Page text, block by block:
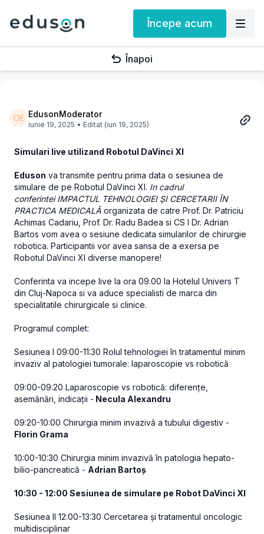
Începe acum
Înapoi
EdusonModerator
iunie 19, 2025 • Editat (iun 19, 2025)
Simulari live utilizand Robotul DaVinci XI
Eduson va transmite pentru prima data o sesiunea de
simulare de pe Robotul DaVinci XI. In cadrul
conferintei IMPACTUL TEHNOLOGIEI ȘI CERCETARII ÎN
PRACTICA MEDICALĂ organizata de catre Prof. Dr. Patriciu
Achimas Cadariu, Prof. Dr. Radu Badea si CS I Dr. Adrian
Bartos vom avea o sesiune dedicata simularilor de chirurgie
robotica. Participantii vor avea sansa de a exersa pe
Robotul DaVinci XI diverse manopere!
Conferinta va incepe live la ora 09.00 la Hotelul Univers T
din Cluj-Napoca si va aduce specialisti de marca din
specialitatile chirurgicale si clinice.
Programul complet:
Sesiunea I 09:00-11:30 Rolul tehnologiei în tratamentul minim
invaziv al patologiei tumorale: laparoscopie vs robotică
09:00-09:20 Laparoscopie vs robotică: diferențe,
asemănări, indicații - Necula Alexandru
09:20-10:00 Chirurgia minim invazivă a tubului digestiv -
Florin Grama
10:00-10:30 Chirurgia minim invazivă în patologia hepato-
bilio-pancreatică - Adrian Bartoș
10:30 - 12:00 Sesiunea de simulare pe Robot DaVinci XI
Sesiunea II 12:00-13:30 Cercetarea și tratamentul oncologic
multidisciplinar